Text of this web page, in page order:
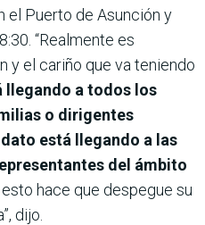
el Puerto de Asunción y
“Realmente es
y el cariño que va teniendo
llegando a todos los
o dirigentes
está llegando a las
del ámbito
hace que despegue su
dijo.